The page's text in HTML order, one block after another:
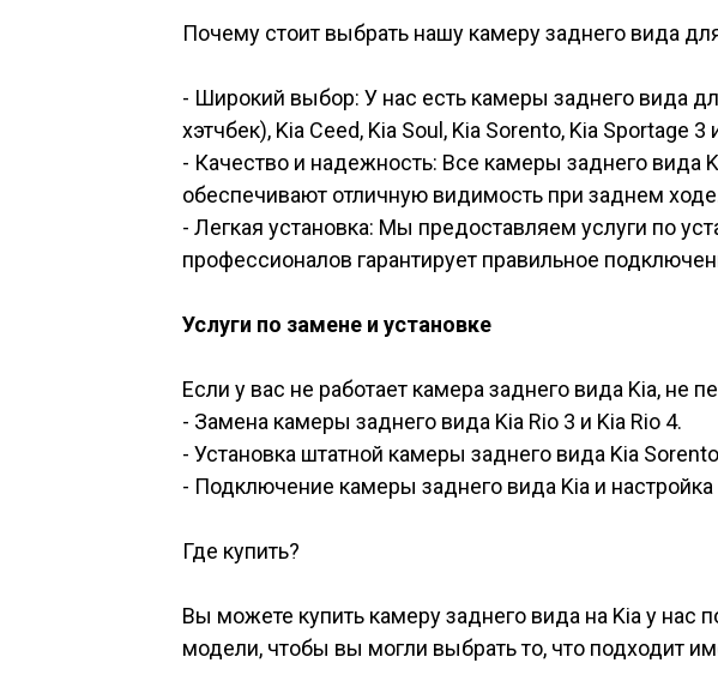
Почему стоит выбрать нашу камеру заднего вида
- Широкий выбор: У нас есть камеры заднего вида
хэтчбек), Kia Ceed, Kia Soul, Kia Sorento, Kia Sportage 3
- Качество и надежность: Все камеры заднего вида
обеспечивают отличную видимость при заднем
- Легкая установка: Мы предоставляем услуги по
профессионалов гарантирует правильное
Услуги по замене и установке
Если у вас не работает камера заднего вида Kia,
- Замена камеры заднего вида Kia Rio 3 и Kia Rio 4.
- Установка штатной камеры заднего вида Kia
- Подключение камеры заднего вида Kia и
Где купить?
Вы можете купить камеру заднего вида на Kia у
модели, чтобы вы могли выбрать то, что подходит